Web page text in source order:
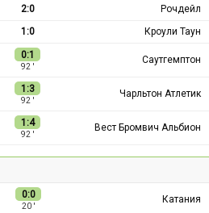
2:0
Рочдейл
1:0 Кроули Таун
0:1
92 ′
Саутгемптон
1:3
92 ′
Чарльтон Атлетик
1:4
92 ′
Вест Бромвич Альбион
0:0
20 ′
Катания